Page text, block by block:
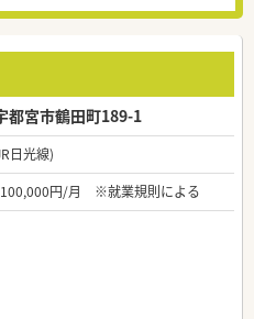
都宮市鶴田町189-1
日光線)
円/月 ※就業規則による